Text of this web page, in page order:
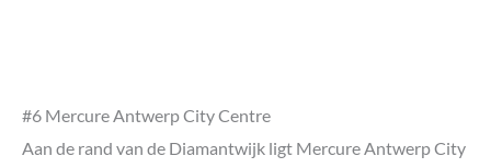
#6 Mercure Antwerp City Centre
Aan de rand van de Diamantwijk ligt Mercure Antwerp City